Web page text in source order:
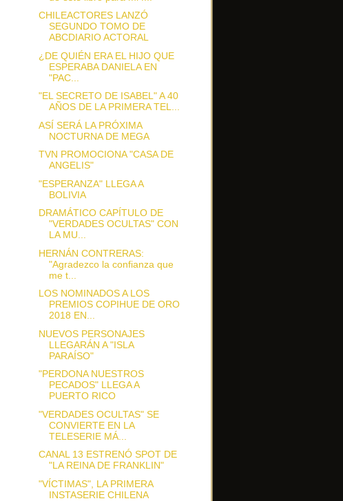
CHILEACTORES LANZÓ
SEGUNDO TOMO DE
ABCDIARIO ACTORAL
¿DE QUIÉN ERA EL HIJO QUE
ESPERABA DANIELA EN
"PAC...
"EL SECRETO DE ISABEL" A 40
AÑOS DE LA PRIMERA TEL...
ASÍ SERÁ LA PRÓXIMA
NOCTURNA DE MEGA
TVN PROMOCIONA "CASA DE
ANGELIS"
"ESPERANZA" LLEGA A
BOLIVIA
DRAMÁTICO CAPÍTULO DE
"VERDADES OCULTAS" CON
LA MU...
HERNÁN CONTRERAS:
"Agradezco la confianza que
me t...
LOS NOMINADOS A LOS
PREMIOS COPIHUE DE ORO
2018 EN...
NUEVOS PERSONAJES
LLEGARÁN A "ISLA
PARAÍSO"
"PERDONA NUESTROS
PECADOS" LLEGA A
PUERTO RICO
"VERDADES OCULTAS" SE
CONVIERTE EN LA
TELESERIE MÁ...
CANAL 13 ESTRENÓ SPOT DE
"LA REINA DE FRANKLIN"
"VÍCTIMAS", LA PRIMERA
INSTASERIE CHILENA